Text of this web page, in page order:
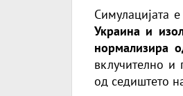
Симулацијата
Украина и
нормализира
вклучително и
од седиштето